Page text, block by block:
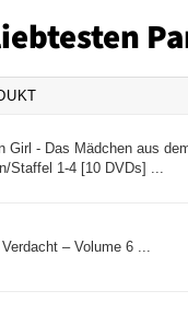
Girl - Das Mädchen aus
Staffel 1-4 [10 DVDs] ...
– Volume 6 ...